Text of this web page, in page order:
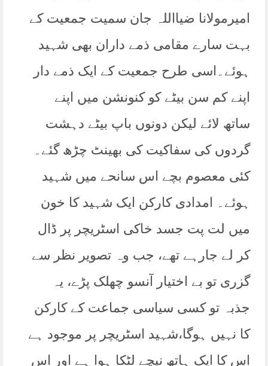
امیرمولانا ضیااللہ جان سمیت جمعیت کے
بہت سارے مقامی ذمے داران بھی شہید
ہوئے۔اسی طرح جمعیت کے ایک ذمے دار
اپنے کم سن بیٹے کو کنونشن میں اپنے
ساتھ لائے لیکن دونوں باپ بیٹے دہشت
گردوں کی سفاکیت کی بھینٹ چڑھ گئے۔
کئی معصوم بچے اس سانحے میں شہید
ہوئے۔ امدادی کارکن ایک شہید کا خون
میں لت پت جسد خاکی اسٹریچر پر ڈال
کر لے جارہے تھے، جب وہ تصویر نظر سے
گزری تو بے اختیار آنسو چھلک پڑے، یہ
جذبہ تو کسی سیاسی جماعت کے کارکن
کا نہیں ہوگا،شہید اسٹریچر پر موجود ہے
اس کا ایک ہاتھ نیچے لٹکا ہوا ہے اور اس